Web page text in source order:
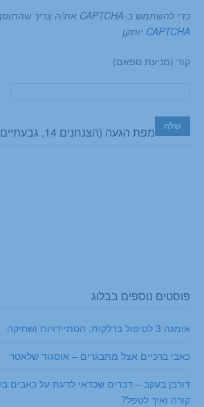
כדי להשתמש ב-CAPTCHA את/ה צריך שהתוסף
CAPTCHA יותקן
קוד (מניעת ספאם)
מפת הגעה (הצנחנים 14, גבעתיים)
פוסטים נוספים בבלוג
אומגה 3 לטיפול בדלקות, הסתיידויות ושחיקה
כאבי ברכיים אצל מתבגרים – אוסגוד שלאטר
דורבן בעקב – דברים שכדאי לדעת על כאבים
קורה ואיך לטפל?